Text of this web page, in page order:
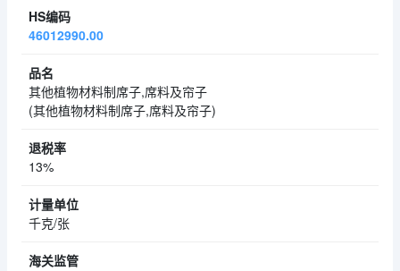
46012990.00
其他植物材料制席子,席料及帘子
(其他植物材料制席子,席料及帘子)
13%
千克/张